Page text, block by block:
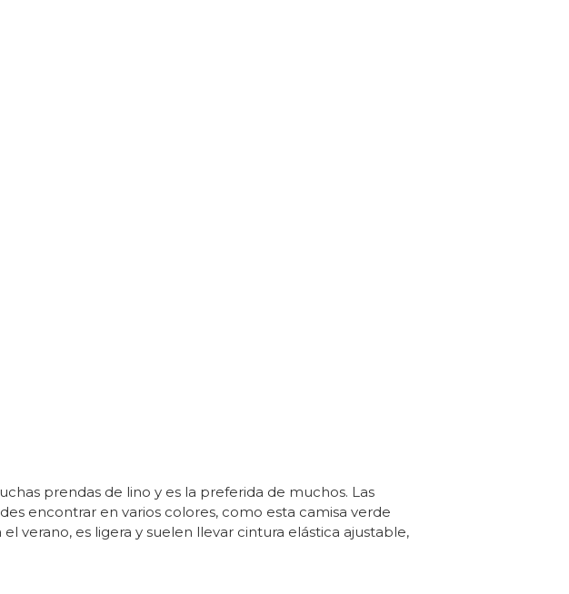
prendas de lino y es la preferida de muchos. Las
encontrar en varios colores, como esta camisa verde
verano, es ligera y suelen llevar cintura elástica ajustable,